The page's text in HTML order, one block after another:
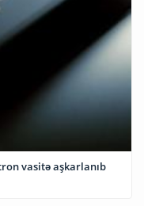
vasitə aşkarlanıb